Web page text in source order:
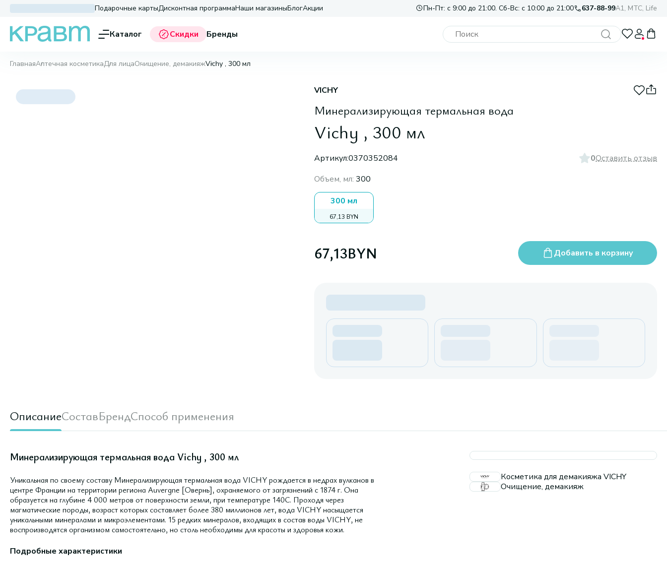
Подарочные картыДисконтная программаНаши магазиныБлогАкции Пн-Пт: с 9:00 до 21:00. Сб-Вс: с 10:00 до 21:00 637-88-99A1, МТС, Life
Каталог Скидки Бренды
ГлавнаяАптечная косметикаДля лицаОчищение, демакияжVichy , 300 мл
VICHY
Минерализирующая термальная вода
Vichy , 300 мл
Артикул:0370352084 0Оставить отзыв
Объем, мл: 300
300 мл
67,13 BYN
67,13BYN Добавить в корзину
ОписаниеСоставБрендСпособ применения
Минерализирующая термальная вода Vichy , 300 мл
Уникальная по своему составу Минерализирующая термальная вода VICHY рождается в недрах вулканов в
центре Франции на территории региона Auvergne [Овернь], охраняемого от загрязнений с 1874 г. Она
образуется на глубине 4 000 метров от поверхности земли, при температуре 140C. Проходя через
магматические породы, возраст которых составляет более 380 миллионов лет, вода VICHY насыщается
уникальными минералами и микроэлементами. 15 редких минералов, входящих в состав воды VICHY, не
воспроизводятся организмом самостоятельно, но столь необходимы для красоты и здоровья кожи.
Подробные характеристики
Косметика для демакияжа VICHY
Очищение, демакияж